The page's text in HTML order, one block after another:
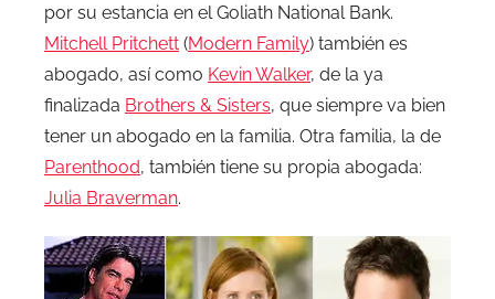
por su estancia en el Goliath National Bank.
Mitchell Pritchett (Modern Family) también es
abogado, así como Kevin Walker, de la ya
finalizada Brothers & Sisters, que siempre va bien
tener un abogado en la familia. Otra familia, la de
Parenthood, también tiene su propia abogada:
Julia Braverman.